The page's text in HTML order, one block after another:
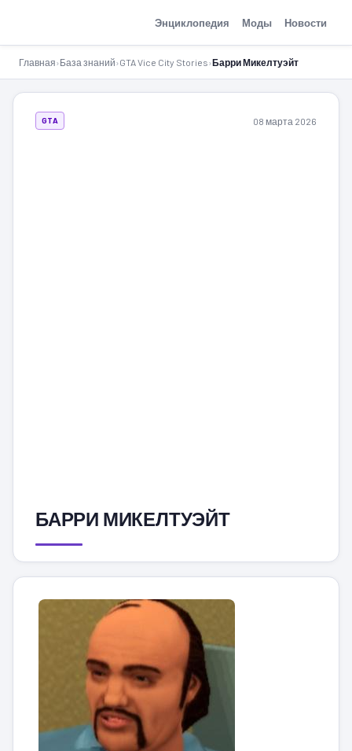
Энциклопедия Моды Новости
Главная›База знаний›GTA Vice City Stories›Барри Микелтуэйт
GTA 08 марта 2026
БАРРИ МИКЕЛТУЭЙТ